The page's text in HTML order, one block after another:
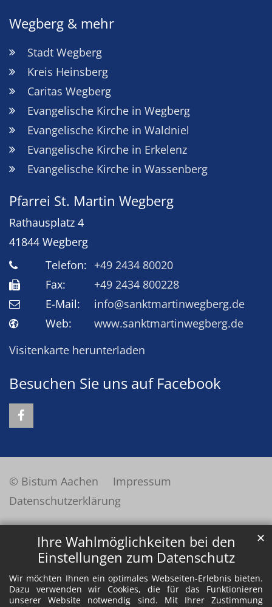
Ihre Wahlmöglichkeiten bei den
Einstellungen zum Datenschutz
Wir möchten Ihnen ein optimales Webseiten-Erlebnis bieten.
Dazu verwenden wir Cookies, die für das Funktionieren
unserer Website notwendig sind. Mit Ihrer Zustimmung
✕
Wegberg & mehr
Stadt Wegberg
Kreis Heinsberg
Caritas Wegberg
Evangelische Kirche in Wegberg
Evangelische Kirche in Waldniel
Evangelische Kirche in Erkelenz
Evangelische Kirche in Wassenberg
Pfarrei St. Martin Wegberg
Rathausplatz 4
41844 Wegberg
Telefon: +49 2434 80020
Fax:
+49 2434 800228
E-Mail:
info@sanktmartinwegberg.de
Web:
www.sanktmartinwegberg.de
Visitenkarte herunterladen
Besuchen Sie uns auf Facebook
© Bistum Aachen
Impressum
Datenschutzerklärung